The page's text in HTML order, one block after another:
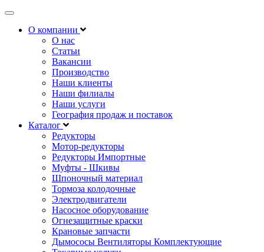
Открыть
навигациюО компании
О нас
Статьи
Вакансии
Производство
Наши клиенты
Наши филиалы
Наши услуги
География продаж и поставок
Каталог
Редукторы
Мотор-редукторы
Редукторы Импортные
Муфты - Шкивы
Шпоночный материал
Тормоза колодочные
Электродвигатели
Насосное оборудование
Огнезащитные краски
Крановые запчасти
Дымососы Вентиляторы Комплектующие